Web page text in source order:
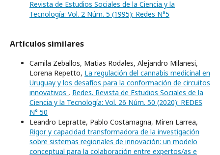
Revista de Estudios Sociales de la Ciencia y la
Tecnología: Vol. 2 Núm. 5 (1995): Redes N°5
Artículos similares
Camila Zeballos, Matias Rodales, Alejandro Milanesi,
Lorena Repetto, La regulación del cannabis medicinal en
Uruguay y los desafíos para la conformación de circuitos
innovativos , Redes. Revista de Estudios Sociales de la
Ciencia y la Tecnología: Vol. 26 Núm. 50 (2020): REDES
N° 50
Leandro Lepratte, Pablo Costamagna, Miren Larrea,
Rigor y capacidad transformadora de la investigación
sobre sistemas regionales de innovación: un modelo
conceptual para la colaboración entre expertos/as e